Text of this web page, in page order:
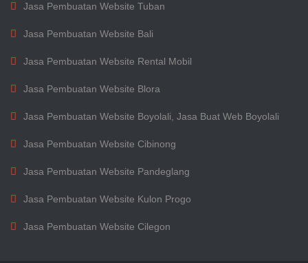
Jasa Pembuatan Website Tuban
Jasa Pembuatan Website Bali
Jasa Pembuatan Website Rental Mobil
Jasa Pembuatan Website Blora
Jasa Pembuatan Website Boyolali, Jasa Buat Web Boyolali
Jasa Pembuatan Website Cibinong
Jasa Pembuatan Website Pandeglang
Jasa Pembuatan Website Kulon Progo
Jasa Pembuatan Website Cilegon